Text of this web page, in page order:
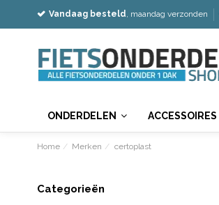
Vandaag besteld, maandag verzonden
ONDERDELEN ACCESSOIRES
Home Merken certoplast
Categorieën